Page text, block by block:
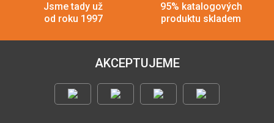
Jsme tady už
od roku 1997
95% katalogových
produktu skladem
AKCEPTUJEME